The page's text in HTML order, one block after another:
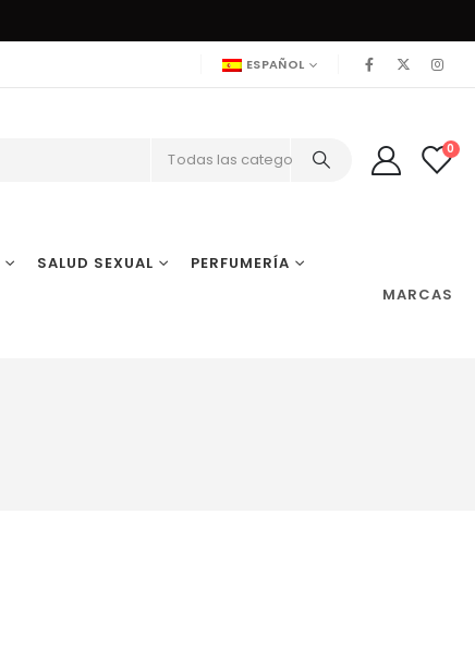
ESPAÑOL
Todas las categorías
0
SALUD SEXUAL PERFUMERÍA
MARCAS